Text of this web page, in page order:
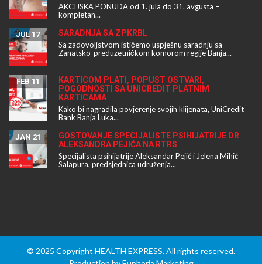
AKCIJSKA PONUDA od 1. jula do 31. avgusta –
kompletan...
SARADNJA SA ZPKRBL
JUL 17
Sa zadovoljstvom ističemo uspješnu saradnju sa
Zanatsko-preduzetničkom komorom regije Banja...
KARTICOM PLATI, POPUST OSTVARI,
POGODNOSTI SA UNICREDIT PLATNIM
KARTICAMA
FEB 11
Kako bi nagradila povjerenje svojih klijenata, UniCredit
Bank Banja Luka...
GOSTOVANJE SPECIJALISTE PSIHIJATRIJE DR
ALEKSANDRA PEJIĆA NA RTRS
JAN 21
Specijalista psihijatrije Aleksandar Pejić i Jelena Mihić
Salapura, predsjednica udruženja...
© 2025 Copyright HEALTH EXPRESS. All rights reserved.